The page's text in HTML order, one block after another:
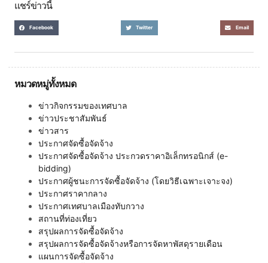
แชร์ข่าวนี้
Facebook Twitter Email
หมวดหมู่ทั้งหมด
ข่าวกิจกรรมของเทศบาล
ข่าวประชาสัมพันธ์
ข่าวสาร
ประกาศจัดซื้อจัดจ้าง
ประกาศจัดซื้อจัดจ้าง ประกวดราคาอิเล็กทรอนิกส์ (e-
bidding)
ประกาศผู้ชนะการจัดซื้อจัดจ้าง (โดยวิธีเฉพาะเจาะจง)
ประกาศราคากลาง
ประกาศเทศบาลเมืองทับกวาง
สถานที่ท่องเที่ยว
สรุปผลการจัดซื้อจัดจ้าง
สรุปผลการจัดซื้อจัดจ้างหรือการจัดหาพัสดุรายเดือน
แผนการจัดซื้อจัดจ้าง